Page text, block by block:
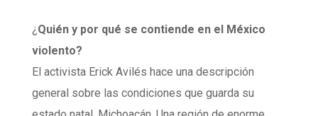
¿ Quién y por qué se contiende en el México
violento?
El activista Erick Avilés hace una descripción
general sobre las condiciones que guarda su